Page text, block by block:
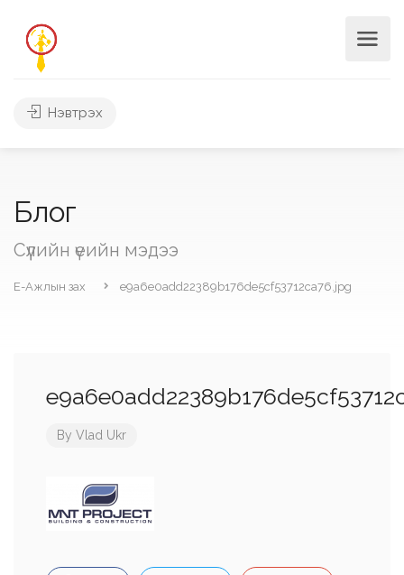
Нэвтрэх
Блог
Сүүлийн үеийн мэдээ
Е-Ажлын зах e9a6e0add22389b176de5cf53712ca76.jpg
By Vlad Ukr